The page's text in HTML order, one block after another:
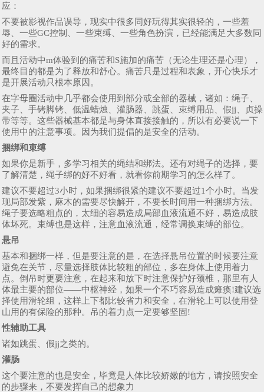
应：
不要被影视作品误导，现实中很多同好玩得其实很轻的，一些羞
辱、一些GC控制、一些束缚、一些角色扮演，已经能满足大多数同
好的需求。
而且活动中m体验到的痛苦和S施加的痛苦（无论生理还是心理），
最终目的都是为了释放和舒心。痛苦只是过程和表象，开心快乐才
是开展活动只根本原因。
在字母圈活动中几乎都会使用到部分或全部的器械，诸如：绳子、
夹子、手铐脚铐、低温蜡烛、灌肠器、跳蛋、束缚用品、假jj、贞操
带等等。这些器械基本都是与身体直接接触的，所以有必要说一下
使用中的注意事项。因为我们提倡的是安全的活动。
捆绑和束缚
如果你是新手，多学习相关的绳结和绑法。还有对绳子的选择，要
了解清楚，绳子绑的好不好看，就看你前期学习的怎么样了。
建议不要超过3小时，如果捆绑很紧的建议不要超过1个小时。当发
现局部发紫，麻木的需要尽快解开，不要长时间用一种捆绑方法。
绳子要选略粗点的，太细的容易造成局部血液流通不好，易造成肢
体坏死。束缚也是这样，注意血液流通，经常调换束缚的部位。
悬吊
基本和捆绑一样，但是要注意的是，在选择悬吊位置的时候要注意
避免在关节，尽量选择肢体比较粗的部位，多在身体上使用着力
点。倒吊时更要注意，在起来和放下时注意保护好颈椎，那里有人
体最主要的部位——中枢神经，如果一个不巧容易造成瘫痪!建议选
择使用滑轮组，这样上下都比较省力和安全，在滑轮上可以使用登
山用的有保险的那种。吊的着力点一定要够坚固!
性辅助工具
诸如跳蛋、假jj之类的。
灌肠
这个要注意的也是安全，毕竟是人体比较娇嫩的地方，请按照安全
的步骤来，不要发挥自己的想象力